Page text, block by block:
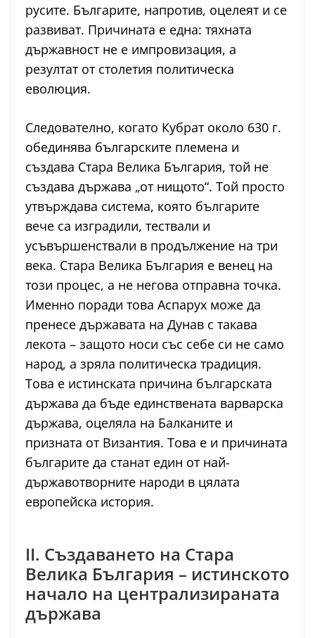
русите. Българите, напротив, оцелеят и се
развиват. Причината е една: тяхната
държавност не е импровизация, а
резултат от столетия политическа
еволюция.
Следователно, когато Кубрат около 630 г.
обединява българските племена и
създава Стара Велика България, той не
създава държава „от нищото“. Той просто
утвърждава система, която българите
вече са изградили, тествали и
усъвършенствали в продължение на три
века. Стара Велика България е венец на
този процес, а не негова отправна точка.
Именно поради това Аспарух може да
пренесе държавата на Дунав с такава
лекота – защото носи със себе си не само
народ, а зряла политическа традиция.
Това е истинската причина българската
държава да бъде единствената варварска
държава, оцеляла на Балканите и
призната от Византия. Това е и причината
българите да станат един от най-
държавотворните народи в цялата
европейска история.
II. Създаването на Стара
Велика България – истинското
начало на централизираната
държава